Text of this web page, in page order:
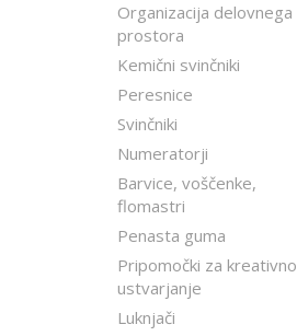
Organizacija delovnega
prostora
Kemični svinčniki
Peresnice
Svinčniki
Numeratorji
Barvice, voščenke,
flomastri
Penasta guma
Pripomočki za kreativno
ustvarjanje
Luknjači